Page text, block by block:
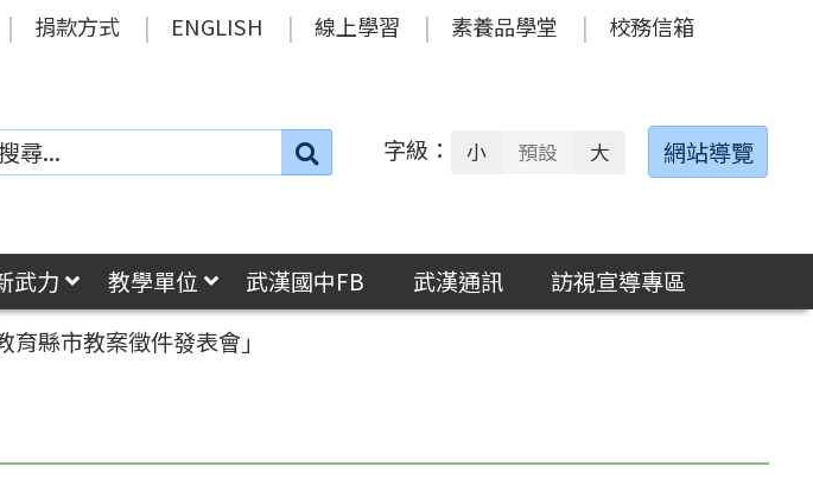
捐款方式 ENGLISH 線上學習 素養品學堂 校務信箱
搜
字級： 小 預設 大 網站導覽
武力 教學單位 武漢國中FB 武漢通訊
訪視宣導專區
縣市教案徵件發表會」